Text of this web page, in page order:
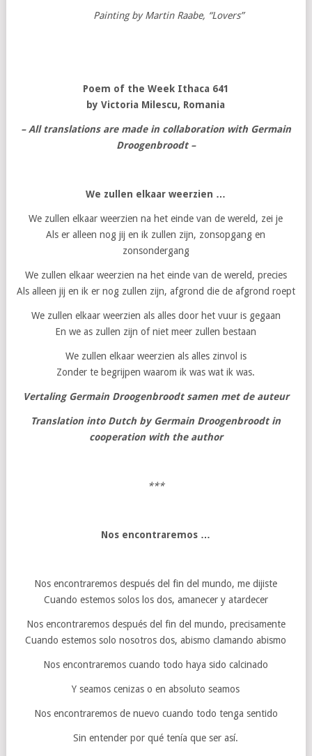
Painting by Martin Raabe, “Lovers”
Poem of the Week Ithaca 641
byVictoria Milescu, Romania
– All translations are made in collaboration with Germain
Droogenbroodt –
We zullen elkaar weerzien …
We zullen elkaar weerzien na het einde van de wereld, zei je
Als er alleen nog jij en ik zullen zijn, zonsopgang en
zonsondergang
We zullen elkaar weerzien na het einde van de wereld, precies
Als alleen jij en ik er nog zullen zijn, afgrond die de afgrond roept
We zullen elkaar weerzien als alles door het vuur is gegaan
En we as zullen zijn of niet meer zullen bestaan
We zullen elkaar weerzien als alles zinvol is
Zonder te begrijpen waarom ik was wat ik was.
Vertaling Germain Droogenbroodt samen met de auteur
Translation into Dutch by Germain Droogenbroodt in
cooperation with the author
***
Nos encontraremos …
Nos encontraremos después del fin del mundo, me dijiste
Cuando estemos solos los dos, amanecer y atardecer
Nos encontraremos después del fin del mundo, precisamente
Cuando estemos solo nosotros dos, abismo clamando abismo
Nos encontraremos cuando todo haya sido calcinado
Y seamos cenizas o en absoluto seamos
Nos encontraremos de nuevo cuando todo tenga sentido
Sin entender por qué tenía que ser así.